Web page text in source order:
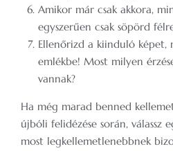
Amikor már csak akkora,
egyszerűen csak söpörd
Ellenőrizd a kiinduló képet,
emlékbe! Most milyen
vannak?
Ha még marad benned
újbóli felidézése során, válassz
most legkellemetlenebbnek